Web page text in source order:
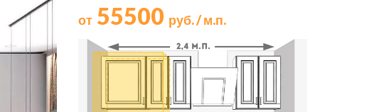
от55500 руб. / м.п.